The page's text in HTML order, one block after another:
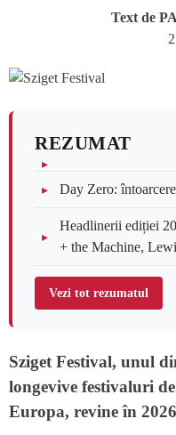
Text de
REZUMAT
Day Zero:
Headlinerii ediției
+ the Machine,
Vezi tot rezumatul
Sziget Festival, unul
longevive festivaluri
Europa, revine în